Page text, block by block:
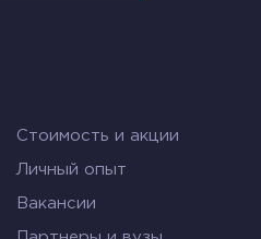
Стоимость и акции
Личный опыт
Вакансии